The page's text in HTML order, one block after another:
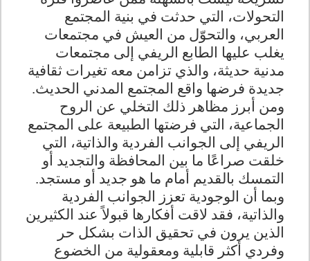
التحولات، التي حدثت في بنية المجتمع
العربي، والتحوّل من العيش في مجتمعات
يغلب عليها الطابع الريفي إلى مجتمعات
مدنية حديثة، والذي تزامن معه تغيرات ثقافية
جديدة فرضها واقع المجتمع المدني الحديث.
ومن أبرز مظاهر ذلك التخلي عن الروح
الجماعية، التي فرضتها الطبيعة على المجتمع
الريفي إلى الجوانب الفردية والذاتية، التي
خلقت صراعًا ما بين المحافظة والتجديد أو
التمسك بالقديم أمام ما هو جديد أو مستجد.
وبما أن الوجودية تعزز الجوانب الفردية
والذاتية، فقد لاقت أفكارها قبولاً عند الكثيرين
الذين يرون في تحقيق الذات بشكل حر
وفردي أكثر قابلية ومعقولية من الخضوع